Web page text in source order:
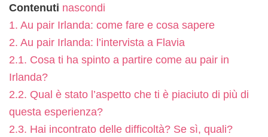
Contenuti nascondi
1. Au pair Irlanda: come fare e cosa sapere
2. Au pair Irlanda: l’intervista a Flavia
2.1. Cosa ti ha spinto a partire come au pair in
Irlanda?
2.2. Qual è stato l’aspetto che ti è piaciuto di più di
questa esperienza?
2.3. Hai incontrato delle difficoltà? Se sì, quali?